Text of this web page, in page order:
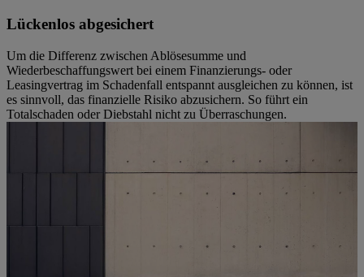
Lückenlos abgesichert
Um die Differenz zwischen Ablösesumme und
Wiederbeschaffungswert bei einem Finanzierungs- oder
Leasingvertrag im Schadenfall entspannt ausgleichen zu können, ist
es sinnvoll, das finanzielle Risiko abzusichern. So führt ein
Totalschaden oder Diebstahl nicht zu Überraschungen.